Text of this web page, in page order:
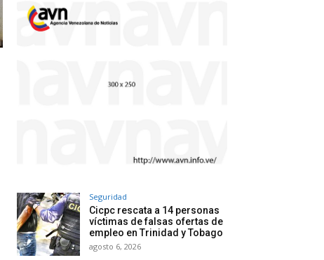
Seguridad
Cicpc rescata a 14 personas
víctimas de falsas ofertas de
empleo en Trinidad y Tobago
agosto 6, 2026